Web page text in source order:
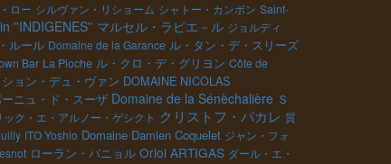
ロー シルヴァン・リショーム シャトー・カンボン Saint-
''INDIGENES'' マルセル・ラピエ－ル ジョルディ
ルール Domaine de la Garance ル・タン・デ・スリーズ
Bar La Pioche ル・クロ・デ・グリヨン Côte de
ョン・デュ・ヴァン DOMAINE NICOLAS
ニュ・ド・スーザ Domaine de la Sénèchalière Ｓ
ック・エ・アルノー・ゲシクト クリストフ・パカレ 質
ITO Yoshio Domaine Damien Coquelet ジャン・フォ
ローラン・バニョル Oriol ARTIGAS ダール・エ・